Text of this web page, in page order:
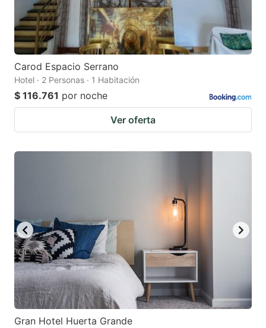
Carod Espacio Serrano
Hotel · 2 Personas · 1 Habitación
$ 116.761 por noche
Ver oferta
Gran Hotel Huerta Grande